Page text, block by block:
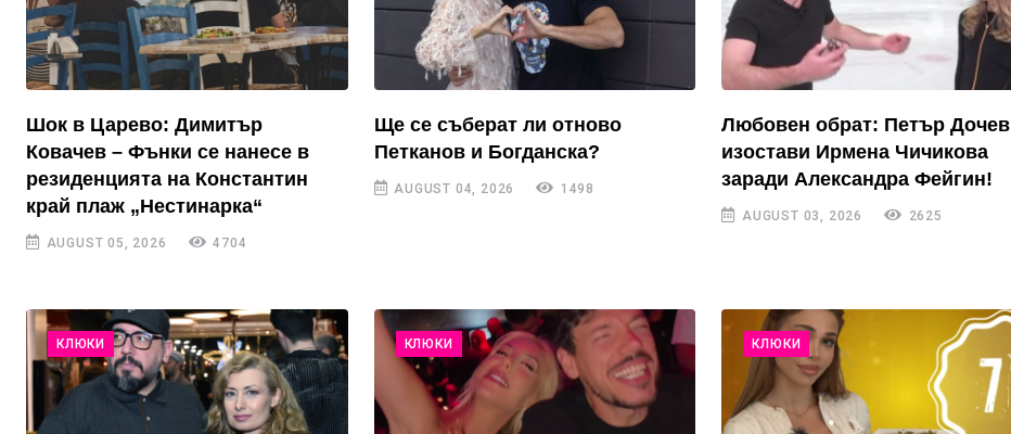
Шок в Царево: Димитър
Ковачев – Фънки се нанесе в
резиденцията на Константин
край плаж „Нестинарка“
AUGUST 05, 2026 4704
Ще се съберат ли отново
Петканов и Богданска?
AUGUST 04, 2026 1498
Любовен обрат: Петър Дочев
изостави Ирмена Чичикова
заради Александра Фейгин!
AUGUST 03, 2026 2625
КЛЮКИ КЛЮКИ КЛЮКИ